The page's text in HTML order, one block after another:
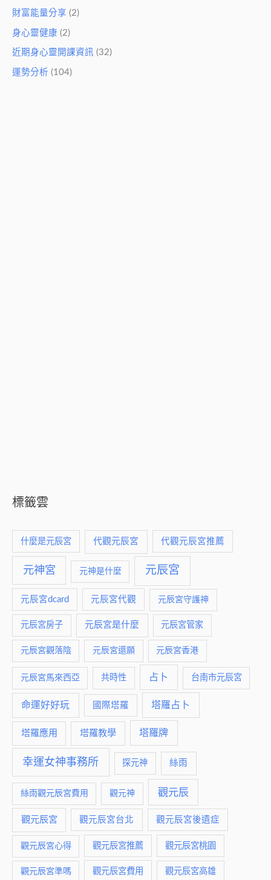
財富能量分享 (2)
身心靈健康 (2)
近期身心靈開課資訊 (32)
運勢分析 (104)
標籤雲
什麼是元辰宮 代觀元辰宮 代觀元辰宮推薦
元神宮 元神是什麼 元辰宮
元辰宮dcard 元辰宮代觀 元辰宮守護神
元辰宮房子 元辰宮是什麼 元辰宮管家
元辰宮觀落陰 元辰宮還願 元辰宮香港
元辰宮馬來西亞 共時性 占卜 台南市元辰宮
命運好好玩 國際塔羅 塔羅占卜
塔羅應用 塔羅教學 塔羅牌
幸運女神事務所 探元神 絲雨
絲雨觀元辰宮費用 觀元神 觀元辰
觀元辰宮 觀元辰宮台北 觀元辰宮後遺症
觀元辰宮心得 觀元辰宮推薦 觀元辰宮桃園
觀元辰宮準嗎 觀元辰宮費用 觀元辰宮高雄